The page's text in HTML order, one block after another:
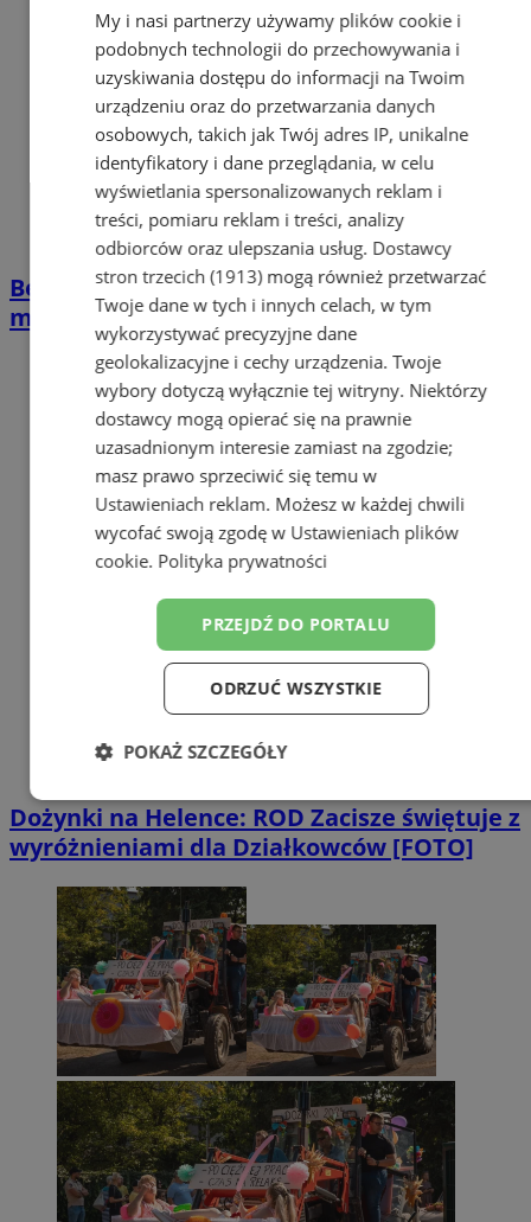
Bezpłatna joga i pilates w Zabrzu. Weź
matę i dołącz!
Dożynki na Helence: ROD Zacisze świętuje z
wyróżnieniami dla Działkowców [FOTO]
My i nasi partnerzy używamy plików cookie i
podobnych technologii do przechowywania i
uzyskiwania dostępu do informacji na Twoim
urządzeniu oraz do przetwarzania danych
osobowych, takich jak Twój adres IP, unikalne
identyfikatory i dane przeglądania, w celu
wyświetlania spersonalizowanych reklam i
treści, pomiaru reklam i treści, analizy
odbiorców oraz ulepszania usług. Dostawcy
stron trzecich (1913)mogą również przetwarzać
Twoje dane w tych i innych celach, w tym
wykorzystywać precyzyjne dane
geolokalizacyjne i cechy urządzenia. Twoje
wybory dotyczą wyłącznie tej witryny. Niektórzy
dostawcy mogą opierać się na prawnie
uzasadnionym interesie zamiast na zgodzie;
masz prawo sprzeciwić się temu w
Ustawieniach reklam. Możesz w każdej chwili
wycofać swoją zgodę w Ustawieniach plików
cookie. Polityka prywatności
PRZEJDŹ DO PORTALU
ODRZUĆ WSZYSTKIE
POKAŻ SZCZEGÓŁY
Niezbędne Wydajność Targetowanie
Funkcjonalność
Niezbędne Wydajność
Targetowanie
Funkcjonalność
Niesklasyfikowane
Niezbędne pliki cookie umożliwiają korzystanie z
podstawowych funkcji strony internetowej, takich jak
logowanie użytkownika i zarządzanie kontem. Bez
niezbędnych plików cookie nie można prawidłowo
korzystać ze strony internetowej.